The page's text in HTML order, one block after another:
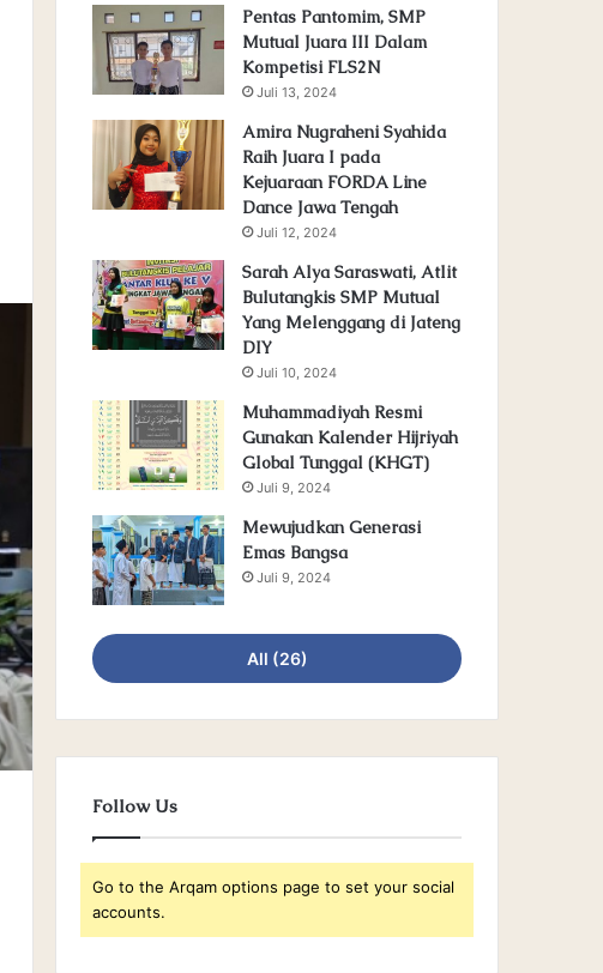
Pentas Pantomim, SMP
Mutual Juara III Dalam
Kompetisi FLS2N
Juli 13, 2024
Amira Nugraheni Syahida
Raih Juara I pada
Kejuaraan FORDA Line
Dance Jawa Tengah
Juli 12, 2024
Sarah Alya Saraswati, Atlit
Bulutangkis SMP Mutual
Yang Melenggang di Jateng
DIY
Juli 10, 2024
Muhammadiyah Resmi
Gunakan Kalender Hijriyah
Global Tunggal (KHGT)
Juli 9, 2024
Mewujudkan Generasi
Emas Bangsa
Juli 9, 2024
All (26)
Follow Us
Go to the Arqam options page to set your social
accounts.